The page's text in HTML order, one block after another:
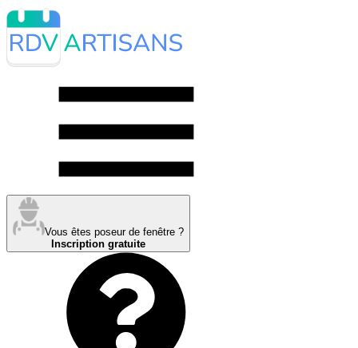
Vous êtes poseur de fenêtre ?
Inscription gratuite